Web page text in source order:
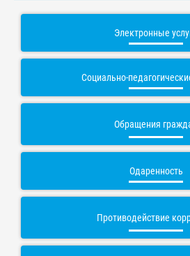
Электронные
Социально-
Обращения
Одаренность
Противодействие